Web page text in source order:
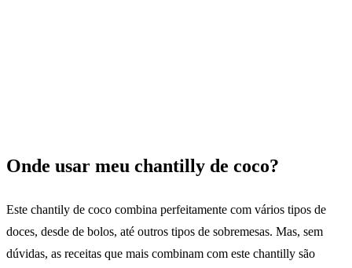
Onde usar meu chantilly de coco?
Este chantily de coco combina perfeitamente com vários tipos de
doces, desde de bolos, até outros tipos de sobremesas. Mas, sem
dúvidas, as receitas que mais combinam com este chantilly são